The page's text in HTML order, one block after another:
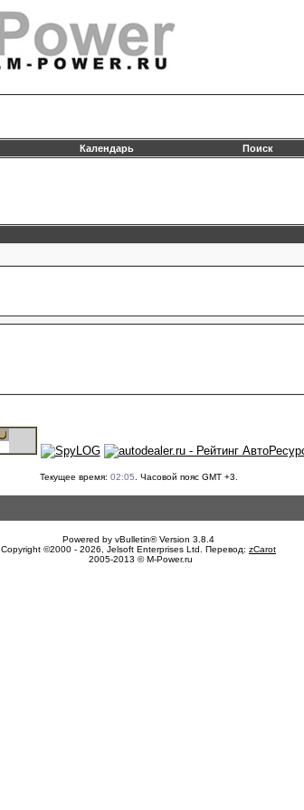
Календарь Поиск
Текущее время: 02:05 . Часовой пояс GMT +3.
Powered by vBulletin® Version 3.8.4
Copyright ©2000 - 2026, Jelsoft Enterprises Ltd. Перевод: zCarot
2005-2013 © M-Power.ru